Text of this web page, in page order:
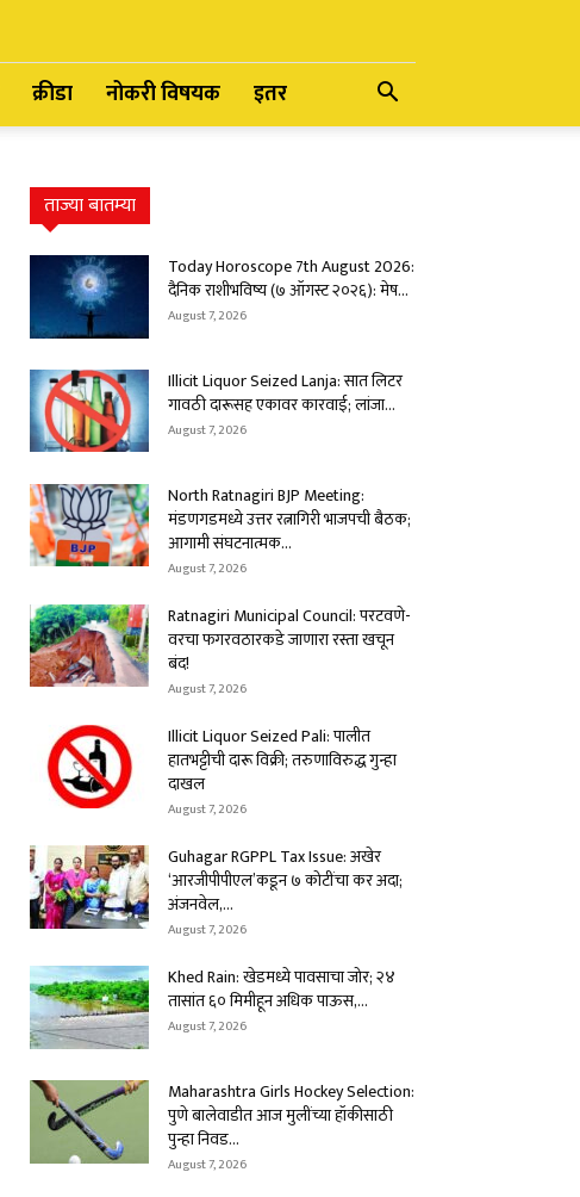
क्रीडा नोकरी विषयक इतर
ताज्या बातम्या
Today Horoscope 7th August 2026:
दैनिक राशीभविष्य (७ ऑगस्ट २०२६): मेष...
August 7, 2026
Illicit Liquor Seized Lanja: सात लिटर
गावठी दारूसह एकावर कारवाई; लांजा...
August 7, 2026
North Ratnagiri BJP Meeting:
मंडणगडमध्ये उत्तर रत्नागिरी भाजपची बैठक;
आगामी संघटनात्मक...
August 7, 2026
Ratnagiri Municipal Council: परटवणे-
वरचा फगरवठारकडे जाणारा रस्ता खचून
बंद!
August 7, 2026
Illicit Liquor Seized Pali: पालीत
हातभट्टीची दारू विक्री; तरुणाविरुद्ध गुन्हा
दाखल
August 7, 2026
Guhagar RGPPL Tax Issue: अखेर
‘आरजीपीपीएल’कडून ७ कोटींचा कर अदा;
अंजनवेल,...
August 7, 2026
Khed Rain: खेडमध्ये पावसाचा जोर; २४
तासांत ६० मिमीहून अधिक पाऊस,...
August 7, 2026
Maharashtra Girls Hockey Selection:
पुणे बालेवाडीत आज मुलींच्या हॉकीसाठी
पुन्हा निवड...
August 7, 2026